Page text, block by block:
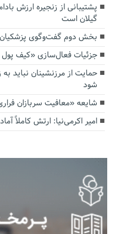
پشتیبانی از زنجیره ارزش
گیلان است
بخش دوم گفت‌وگوی
جزئیات فعال‌سازی «کیف پول
حمایت از مرزنشینان نباید به
شود
شایعه «معافیت سربازان
امیر اکرمی‌نیا: ارتش کاملاً